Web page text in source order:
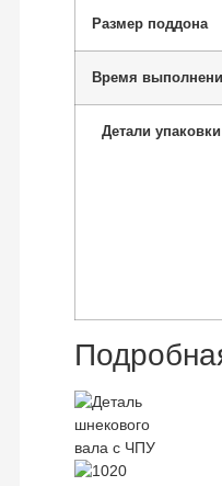
Размер поддона
Время
Детали упаковки